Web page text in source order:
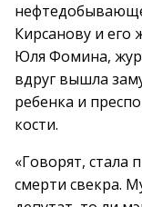
Кирсанову и его
Юля Фомина,
вдруг вышла
ребенка и
кости.
«Говорят, стала
смерти свекра.